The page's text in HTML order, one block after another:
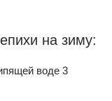
на зиму:
воде 3